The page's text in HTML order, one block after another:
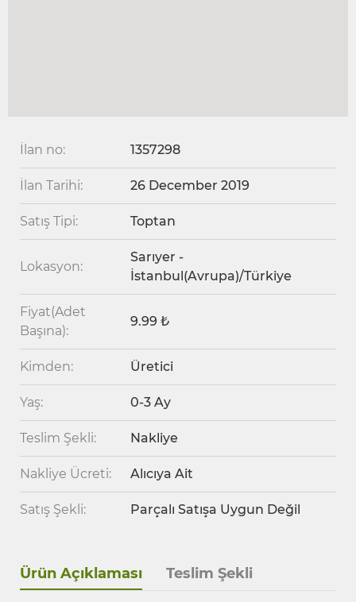
İlan no: 1357298
İlan Tarihi: 26 December 2019
Satış Tipi: Toptan
Lokasyon:
Sarıyer -
İstanbul(Avrupa)/Türkiye
Fiyat(Adet
Başına):
9.99 ₺
Kimden: Üretici
Yaş: 0-3 Ay
Teslim Şekli: Nakliye
Nakliye Ücreti: Alıcıya Ait
Satış Şekli: Parçalı Satışa Uygun Değil
Ürün Açıklaması Teslim Şekli